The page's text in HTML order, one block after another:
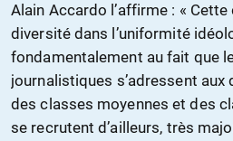
Alain Accardo l’affirme : «
diversité dans l’uniformité
fondamentalement au fait que
journalistiques s’adressent
des classes moyennes et des
se recrutent d’ailleurs, très